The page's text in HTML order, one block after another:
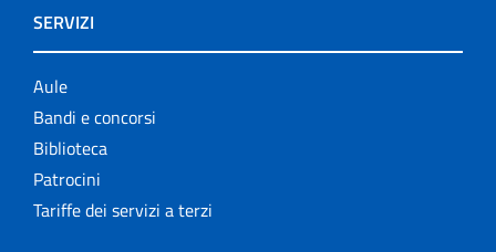
SERVIZI
Aule
Bandi e concorsi
Biblioteca
Patrocini
Tariffe dei servizi a terzi